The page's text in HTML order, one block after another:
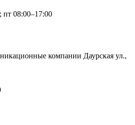
пт 08:00–17:00
компании Даурская ул.,